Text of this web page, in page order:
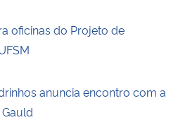
oficinas do Projeto de
anuncia encontro com a